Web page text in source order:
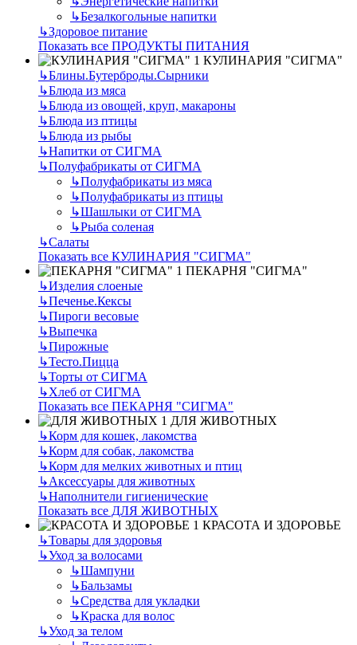
↳Безалкогольные напитки
↳Здоровое питание
Показать все ПРОДУКТЫ ПИТАНИЯ
КУЛИНАРИЯ "СИГМА"
↳Блины.Бутерброды.Сырники
↳Блюда из мяса
↳Блюда из овощей, круп, макароны
↳Блюда из птицы
↳Блюда из рыбы
↳Напитки от СИГМА
↳Полуфабрикаты от СИГМА
↳Полуфабрикаты из мяса
↳Полуфабрикаты из птицы
↳Шашлыки от СИГМА
↳Рыба соленая
↳Салаты
Показать все КУЛИНАРИЯ "СИГМА"
ПЕКАРНЯ "СИГМА"
↳Изделия слоеные
↳Печенье.Кексы
↳Пироги весовые
↳Выпечка
↳Пирожные
↳Тесто.Пицца
↳Торты от СИГМА
↳Хлеб от СИГМА
Показать все ПЕКАРНЯ "СИГМА"
ДЛЯ ЖИВОТНЫХ
↳Корм для кошек, лакомства
↳Корм для собак, лакомства
↳Корм для мелких животных и птиц
↳Аксессуары для животных
↳Наполнители гигиенические
Показать все ДЛЯ ЖИВОТНЫХ
КРАСОТА И ЗДОРОВЬЕ
↳Товары для здоровья
↳Уход за волосами
↳Шампуни
↳Бальзамы
↳Средства для укладки
↳Краска для волос
↳Уход за телом